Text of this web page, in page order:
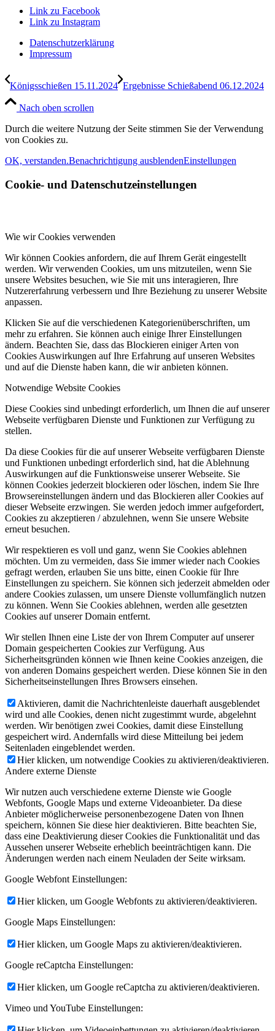
Link zu Facebook
Link zu Instagram
Datenschutzerklärung
Impressum
Königsschießen 15.11.2024 Ergebnisse Schießabend 06.12.2024
Nach oben scrollen
Durch die weitere Nutzung der Seite stimmen Sie der Verwendung
von Cookies zu.
OK, verstanden.Benachrichtigung ausblendenEinstellungen
Cookie- und Datenschutzeinstellungen
Wie wir Cookies verwenden
Wir können Cookies anfordern, die auf Ihrem Gerät eingestellt
werden. Wir verwenden Cookies, um uns mitzuteilen, wenn Sie
unsere Websites besuchen, wie Sie mit uns interagieren, Ihre
Nutzererfahrung verbessern und Ihre Beziehung zu unserer Website
anpassen.
Klicken Sie auf die verschiedenen Kategorienüberschriften, um
mehr zu erfahren. Sie können auch einige Ihrer Einstellungen
ändern. Beachten Sie, dass das Blockieren einiger Arten von
Cookies Auswirkungen auf Ihre Erfahrung auf unseren Websites
und auf die Dienste haben kann, die wir anbieten können.
Notwendige Website Cookies
Diese Cookies sind unbedingt erforderlich, um Ihnen die auf unserer
Webseite verfügbaren Dienste und Funktionen zur Verfügung zu
stellen.
Da diese Cookies für die auf unserer Webseite verfügbaren Dienste
und Funktionen unbedingt erforderlich sind, hat die Ablehnung
Auswirkungen auf die Funktionsweise unserer Webseite. Sie
können Cookies jederzeit blockieren oder löschen, indem Sie Ihre
Browsereinstellungen ändern und das Blockieren aller Cookies auf
dieser Webseite erzwingen. Sie werden jedoch immer aufgefordert,
Cookies zu akzeptieren / abzulehnen, wenn Sie unsere Website
erneut besuchen.
Wir respektieren es voll und ganz, wenn Sie Cookies ablehnen
möchten. Um zu vermeiden, dass Sie immer wieder nach Cookies
gefragt werden, erlauben Sie uns bitte, einen Cookie für Ihre
Einstellungen zu speichern. Sie können sich jederzeit abmelden oder
andere Cookies zulassen, um unsere Dienste vollumfänglich nutzen
zu können. Wenn Sie Cookies ablehnen, werden alle gesetzten
Cookies auf unserer Domain entfernt.
Wir stellen Ihnen eine Liste der von Ihrem Computer auf unserer
Domain gespeicherten Cookies zur Verfügung. Aus
Sicherheitsgründen können wie Ihnen keine Cookies anzeigen, die
von anderen Domains gespeichert werden. Diese können Sie in den
Sicherheitseinstellungen Ihres Browsers einsehen.
Aktivieren, damit die Nachrichtenleiste dauerhaft ausgeblendet
wird und alle Cookies, denen nicht zugestimmt wurde, abgelehnt
werden. Wir benötigen zwei Cookies, damit diese Einstellung
gespeichert wird. Andernfalls wird diese Mitteilung bei jedem
Seitenladen eingeblendet werden.
Hier klicken, um notwendige Cookies zu aktivieren/deaktivieren.
Andere externe Dienste
Wir nutzen auch verschiedene externe Dienste wie Google
Webfonts, Google Maps und externe Videoanbieter. Da diese
Anbieter möglicherweise personenbezogene Daten von Ihnen
speichern, können Sie diese hier deaktivieren. Bitte beachten Sie,
dass eine Deaktivierung dieser Cookies die Funktionalität und das
Aussehen unserer Webseite erheblich beeinträchtigen kann. Die
Änderungen werden nach einem Neuladen der Seite wirksam.
Google Webfont Einstellungen:
Hier klicken, um Google Webfonts zu aktivieren/deaktivieren.
Google Maps Einstellungen:
Hier klicken, um Google Maps zu aktivieren/deaktivieren.
Google reCaptcha Einstellungen:
Hier klicken, um Google reCaptcha zu aktivieren/deaktivieren.
Vimeo und YouTube Einstellungen: